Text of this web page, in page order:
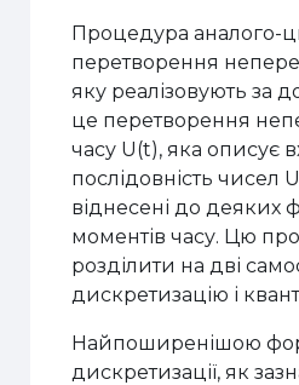
Процедура аналого-
перетворення
яку реалізовують за
це перетворення
часу U(t), яка описує
послідовність чисел
віднесені до деяких
моментів часу. Цю
розділити на дві
дискретизацію і
Найпоширенішою
дискретизації, як